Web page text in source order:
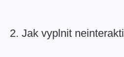
2. Jak vyplnit